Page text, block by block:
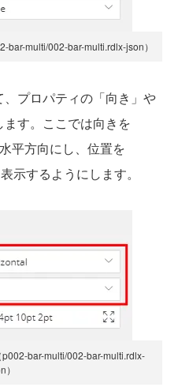
multi/002-bar-multi.rdlx-json）
プロパティの「向き」や
ます。ここでは向きを
平方向にし、位置を
示するようにします。
bar-multi/002-bar-multi.rdlx-
）